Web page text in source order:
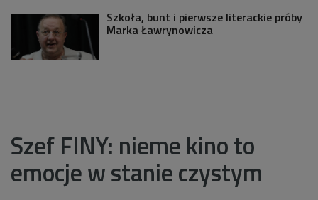
Szkoła, bunt i pierwsze literackie próby
Marka Ławrynowicza
Szef FINY: nieme kino to
emocje w stanie czystym